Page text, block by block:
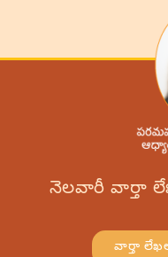
నెలవారీ వార్తా
వార్తా